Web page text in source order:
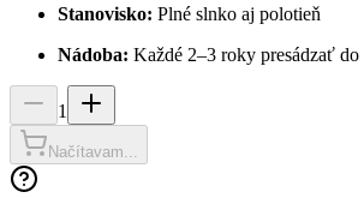
Stanovisko: Plné slnko aj polotieň
Nádoba: Každé 2–3 roky presádzať do
1
Načítavam...